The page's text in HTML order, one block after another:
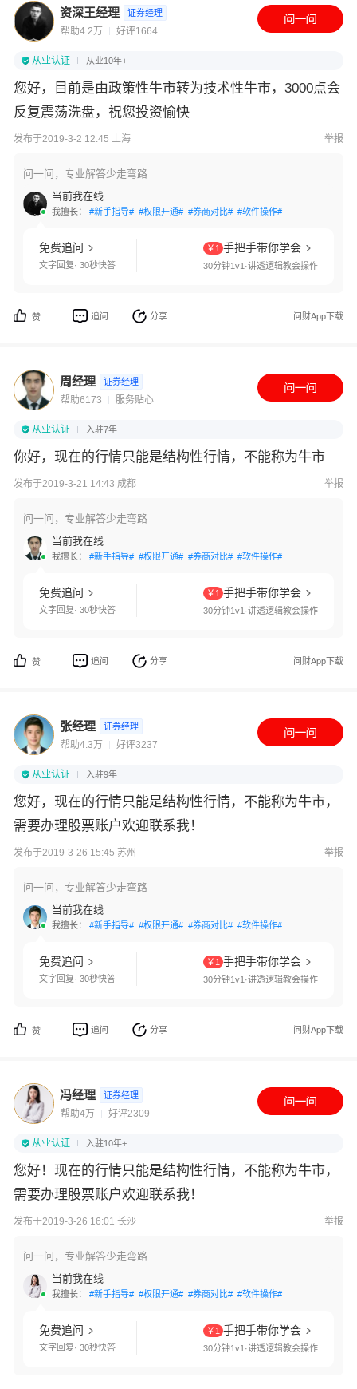
资深王经理 证券经理
帮助4.2万 好评1664
从业认证 从业10年+
您好，目前是由政策性牛市转为技术性牛市，3000点会
反复震荡洗盘，祝您投资愉快
发布于2019-3-2 12:45 上海 举报
问一问，专业解答少走弯路
当前我在线
我擅长： #新手指导# #权限开通# #券商对比# #软件操作#
免费追问
文字回复· 30秒快答
￥1 手把手带你学会
30分钟1v1·讲透逻辑教会操作
赞 追问 分享 问财App下载
周经理 证券经理
帮助6173 服务贴心
从业认证 入驻7年
你好，现在的行情只能是结构性行情，不能称为牛市
发布于2019-3-21 14:43 成都 举报
问一问，专业解答少走弯路
当前我在线
我擅长： #新手指导# #权限开通# #券商对比# #软件操作#
免费追问
文字回复· 30秒快答
￥1 手把手带你学会
30分钟1v1·讲透逻辑教会操作
赞 追问 分享 问财App下载
张经理 证券经理
帮助4.3万 好评3237
从业认证 入驻9年
您好，现在的行情只能是结构性行情，不能称为牛市，
需要办理股票账户欢迎联系我！
发布于2019-3-26 15:45 苏州 举报
问一问，专业解答少走弯路
当前我在线
我擅长： #新手指导# #权限开通# #券商对比# #软件操作#
免费追问
文字回复· 30秒快答
￥1 手把手带你学会
30分钟1v1·讲透逻辑教会操作
赞 追问 分享 问财App下载
冯经理 证券经理
帮助4万 好评2309
从业认证 入驻10年+
您好！现在的行情只能是结构性行情，不能称为牛市，
需要办理股票账户欢迎联系我！
发布于2019-3-26 16:01 长沙 举报
问一问，专业解答少走弯路
当前我在线
我擅长： #新手指导# #权限开通# #券商对比# #软件操作#
免费追问
文字回复· 30秒快答
￥1 手把手带你学会
30分钟1v1·讲透逻辑教会操作